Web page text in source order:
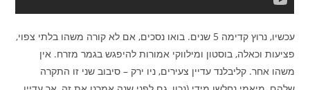
עכשיו, נרוץ קדימה 5 שנים. בואו נסכים, אם לא קורה משהו בלתי צפוי,
פציעות וכאלה, בוסטון ומילווקי אמורות להיפגש בגמר מזרח. אין
משהו אחר. קליבלנד עדיין צעירים, ניו ירק – סיבוב שני זו התקרה